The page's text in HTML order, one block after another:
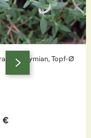
Topf-Ø
€